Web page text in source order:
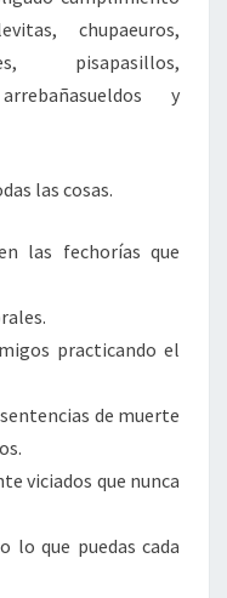
chupaeuros,
pisapasillos,
y
las cosas.
las fechorías que
practicando el
de muerte
viciados que nunca
lo que puedas cada